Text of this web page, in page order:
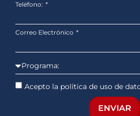
Teléfono:
Correo Electrónico
Acepto la política de uso de
ENVIAR